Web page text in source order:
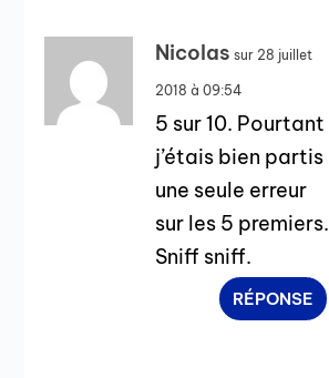
Nicolas sur 28 juillet
2018 à 09:54
5 sur 10. Pourtant
j’étais bien partis
une seule erreur
sur les 5 premiers.
Sniff sniff.
RÉPONSE